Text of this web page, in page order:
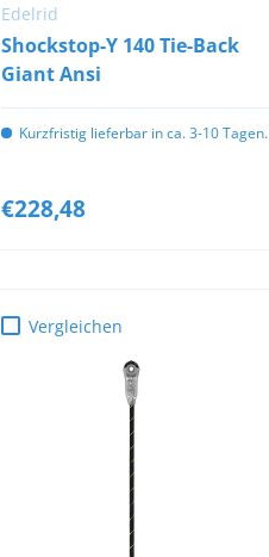
Edelrid
Shockstop-Y 140 Tie-Back
Giant Ansi
Kurzfristig lieferbar in ca. 3-10 Tagen.
€228,48
Vergleichen